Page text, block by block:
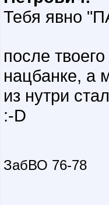
Тебя явно
после
нацбанке, а
из нутри
:-D
ЗабВО 76-78